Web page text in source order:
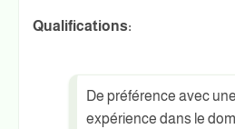
Qualifications:
De préférence avec
expérience dans le